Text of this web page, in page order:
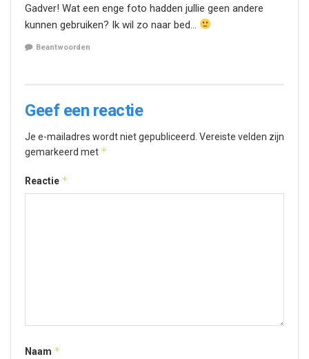
Gadver! Wat een enge foto hadden jullie geen andere
kunnen gebruiken? Ik wil zo naar bed…
Beantwoorden
Geef een reactie
Je e-mailadres wordt niet gepubliceerd. Vereiste velden zijn
gemarkeerd met *
Reactie *
Naam *